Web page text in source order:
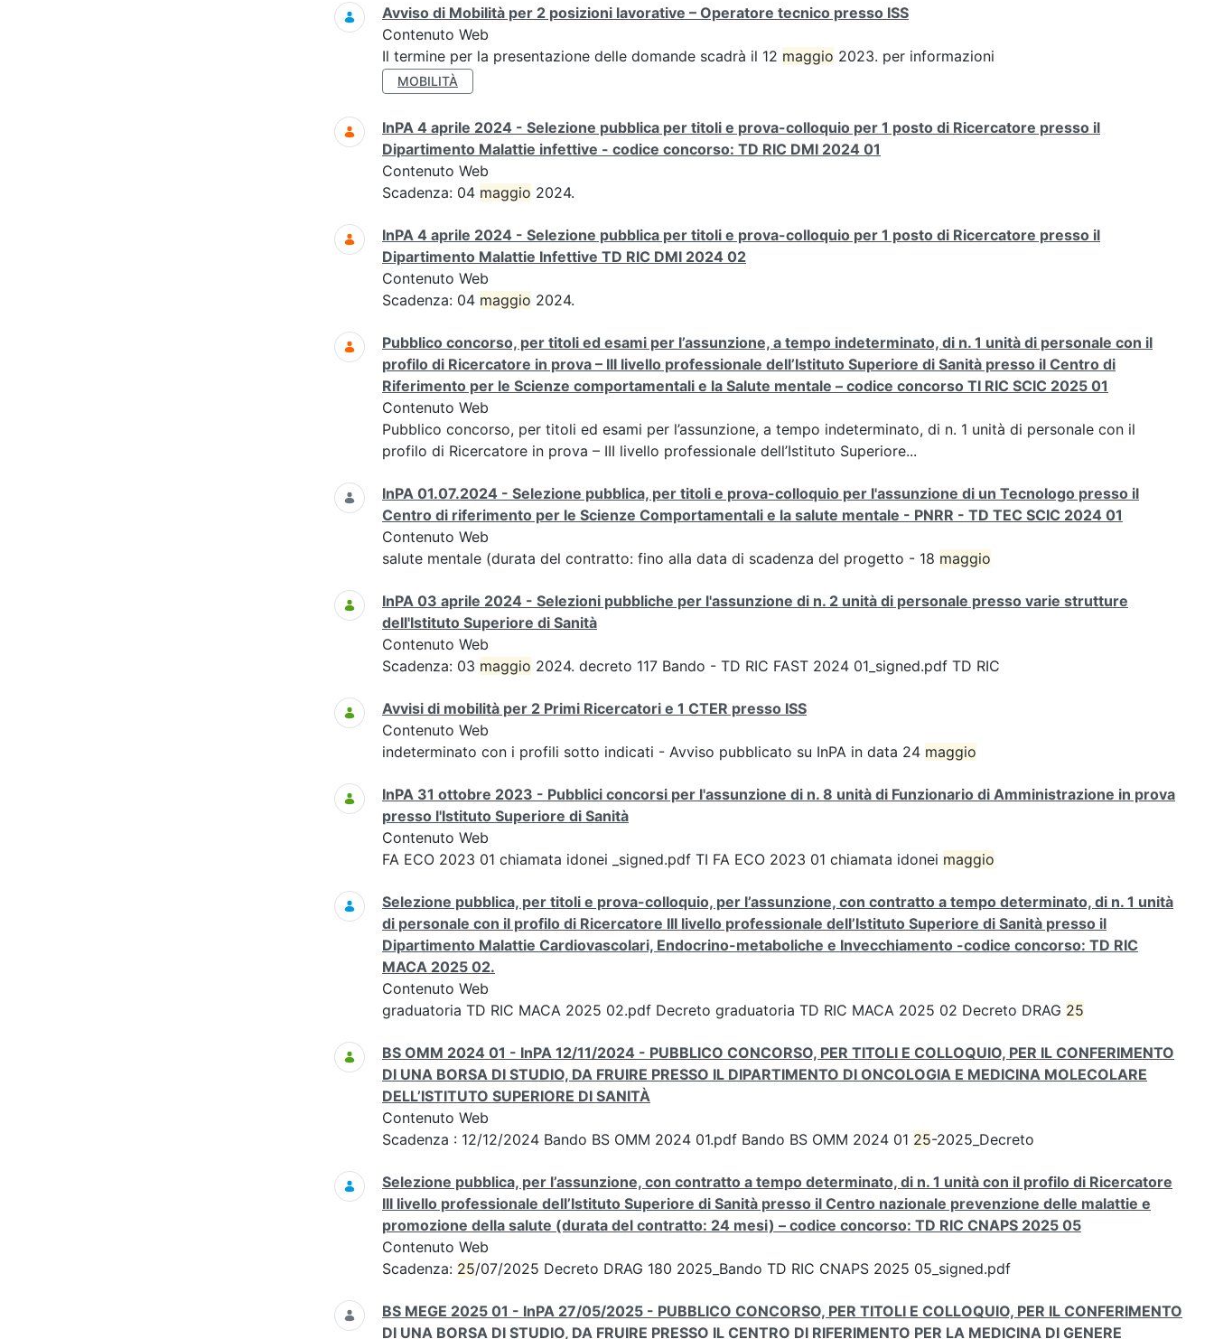
Avviso di Mobilità per 2 posizioni lavorative – Operatore tecnico presso ISS
Contenuto Web
Il termine per la presentazione delle domande scadrà il 12 maggio 2023. per informazioni
MOBILITÀ
InPA 4 aprile 2024 - Selezione pubblica per titoli e prova-colloquio per 1 posto di Ricercatore presso il
Dipartimento Malattie infettive - codice concorso: TD RIC DMI 2024 01
Contenuto Web
Scadenza: 04 maggio 2024.
InPA 4 aprile 2024 - Selezione pubblica per titoli e prova-colloquio per 1 posto di Ricercatore presso il
Dipartimento Malattie Infettive TD RIC DMI 2024 02
Contenuto Web
Scadenza: 04 maggio 2024.
Pubblico concorso, per titoli ed esami per l’assunzione, a tempo indeterminato, di n. 1 unità di personale con il
profilo di Ricercatore in prova – III livello professionale dell’Istituto Superiore di Sanità presso il Centro di
Riferimento per le Scienze comportamentali e la Salute mentale – codice concorso TI RIC SCIC 2025 01
Contenuto Web
Pubblico concorso, per titoli ed esami per l’assunzione, a tempo indeterminato, di n. 1 unità di personale con il
profilo di Ricercatore in prova – III livello professionale dell’Istituto Superiore...
InPA 01.07.2024 - Selezione pubblica, per titoli e prova-colloquio per l'assunzione di un Tecnologo presso il
Centro di riferimento per le Scienze Comportamentali e la salute mentale - PNRR - TD TEC SCIC 2024 01
Contenuto Web
salute mentale (durata del contratto: fino alla data di scadenza del progetto - 18 maggio
InPA 03 aprile 2024 - Selezioni pubbliche per l'assunzione di n. 2 unità di personale presso varie strutture
dell'Istituto Superiore di Sanità
Contenuto Web
Scadenza: 03 maggio 2024. decreto 117 Bando - TD RIC FAST 2024 01_signed.pdf TD RIC
Avvisi di mobilità per 2 Primi Ricercatori e 1 CTER presso ISS
Contenuto Web
indeterminato con i profili sotto indicati - Avviso pubblicato su InPA in data 24 maggio
InPA 31 ottobre 2023 - Pubblici concorsi per l'assunzione di n. 8 unità di Funzionario di Amministrazione in prova
presso l'Istituto Superiore di Sanità
Contenuto Web
FA ECO 2023 01 chiamata idonei _signed.pdf TI FA ECO 2023 01 chiamata idonei maggio
Selezione pubblica, per titoli e prova-colloquio, per l’assunzione, con contratto a tempo determinato, di n. 1 unità
di personale con il profilo di Ricercatore III livello professionale dell’Istituto Superiore di Sanità presso il
Dipartimento Malattie Cardiovascolari, Endocrino-metaboliche e Invecchiamento -codice concorso: TD RIC
MACA 2025 02.
Contenuto Web
graduatoria TD RIC MACA 2025 02.pdf Decreto graduatoria TD RIC MACA 2025 02 Decreto DRAG 25
BS OMM 2024 01 - InPA 12/11/2024 - PUBBLICO CONCORSO, PER TITOLI E COLLOQUIO, PER IL CONFERIMENTO
DI UNA BORSA DI STUDIO, DA FRUIRE PRESSO IL DIPARTIMENTO DI ONCOLOGIA E MEDICINA MOLECOLARE
DELL’ISTITUTO SUPERIORE DI SANITÀ
Contenuto Web
Scadenza : 12/12/2024 Bando BS OMM 2024 01.pdf Bando BS OMM 2024 01 25-2025_Decreto
Selezione pubblica, per l’assunzione, con contratto a tempo determinato, di n. 1 unità con il profilo di Ricercatore
III livello professionale dell’Istituto Superiore di Sanità presso il Centro nazionale prevenzione delle malattie e
promozione della salute (durata del contratto: 24 mesi) – codice concorso: TD RIC CNAPS 2025 05
Contenuto Web
Scadenza: 25/07/2025 Decreto DRAG 180 2025_Bando TD RIC CNAPS 2025 05_signed.pdf
BS MEGE 2025 01 - InPA 27/05/2025 - PUBBLICO CONCORSO, PER TITOLI E COLLOQUIO, PER IL CONFERIMENTO
DI UNA BORSA DI STUDIO, DA FRUIRE PRESSO IL CENTRO DI RIFERIMENTO PER LA MEDICINA DI GENERE